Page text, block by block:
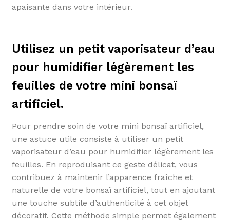
apaisante dans votre intérieur.
Utilisez un petit vaporisateur d’eau
pour humidifier légèrement les
feuilles de votre mini bonsaï
artificiel.
Pour prendre soin de votre mini bonsaï artificiel,
une astuce utile consiste à utiliser un petit
vaporisateur d’eau pour humidifier légèrement les
feuilles. En reproduisant ce geste délicat, vous
contribuez à maintenir l’apparence fraîche et
naturelle de votre bonsaï artificiel, tout en ajoutant
une touche subtile d’authenticité à cet objet
décoratif. Cette méthode simple permet également